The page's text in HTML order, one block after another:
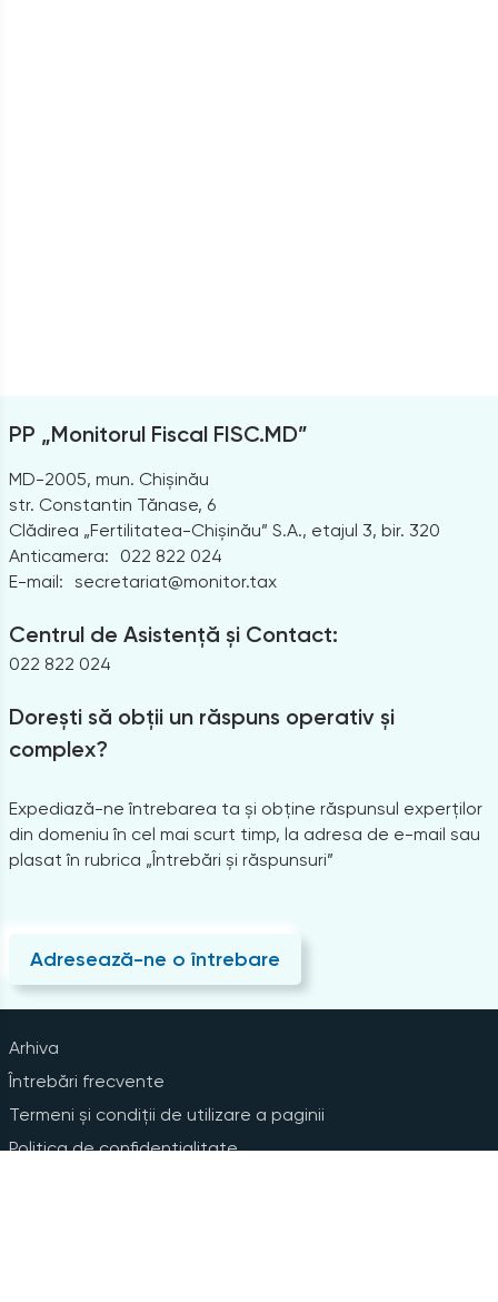
PP „Monitorul Fiscal FISC.MD”
MD-2005, mun. Chișinău
str. Constantin Tănase, 6
Clădirea „Fertilitatea-Chișinău” S.A., etajul 3, bir. 320
Anticamera:
022 822 024
E-mail: secretariat@monitor.tax
Centrul de Asistență și Contact:
022 822 024
Dorești să obții un răspuns operativ și
complex?
Expediază-ne întrebarea ta și obține răspunsul experților
din domeniu în cel mai scurt timp, la adresa de e-mail sau
plasat în rubrica „Întrebări și răspunsuri”
Adresează-ne o întrebare
Arhiva
Întrebări frecvente
Termeni și condiții de utilizare a paginii
Politica de confidențialitate